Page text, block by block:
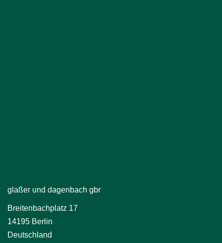
glaßer und dagenbach gbr
Breitenbachplatz 17
14195 Berlin
Deutschland